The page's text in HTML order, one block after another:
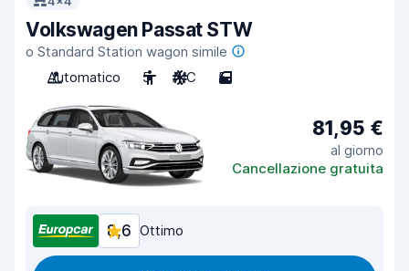
Volkswagen Passat STW
o Standard Station wagon simile
Automatico
5 A/C 5
81,95 €
al giorno
Cancellazione gratuita
8,6 Ottimo